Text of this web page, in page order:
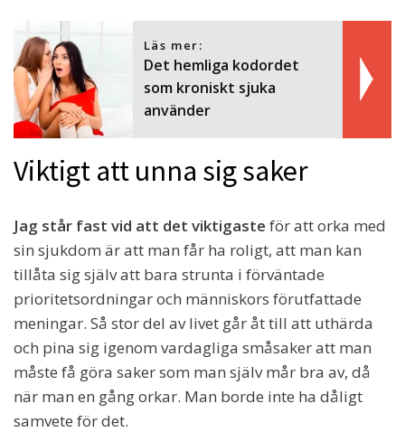
Läs mer:
Det hemliga kodordet
som kroniskt sjuka
använder
Viktigt att unna sig saker
Jag står fast vid att det viktigaste för att orka med
sin sjukdom är att man får ha roligt, att man kan
tillåta sig själv att bara strunta i förväntade
prioritetsordningar och människors förutfattade
meningar. Så stor del av livet går åt till att uthärda
och pina sig igenom vardagliga småsaker att man
måste få göra saker som man själv mår bra av, då
när man en gång orkar. Man borde inte ha dåligt
samvete för det.